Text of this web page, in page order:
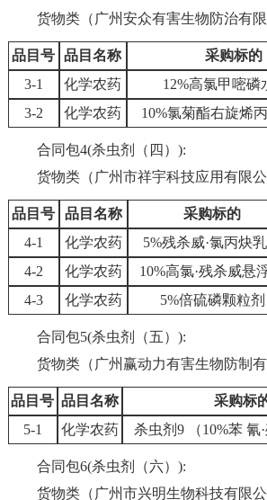
货物类（广州安众有害生物防治有限
品目号 品目名称 采购标的
3-1
化学农药 12%高氯甲嘧磷
3-2
化学农药 10%氯菊酯右旋烯
合同包4(杀虫剂（四）):
货物类（广州市祥宇科技应用有限公
品目号 品目名称 采购标的
4-1
化学农药 5%残杀威·氯丙炔
4-2
化学农药 10%高氯·残杀威悬
4-3
化学农药 5%倍硫磷颗粒剂
合同包5(杀虫剂（五）):
货物类（广州赢动力有害生物防制有
品目号 品目名称 采购标
5-1
化学农药 杀虫剂9 （10%苯 氰
合同包6(杀虫剂（六）):
货物类（广州市兴明生物科技有限公